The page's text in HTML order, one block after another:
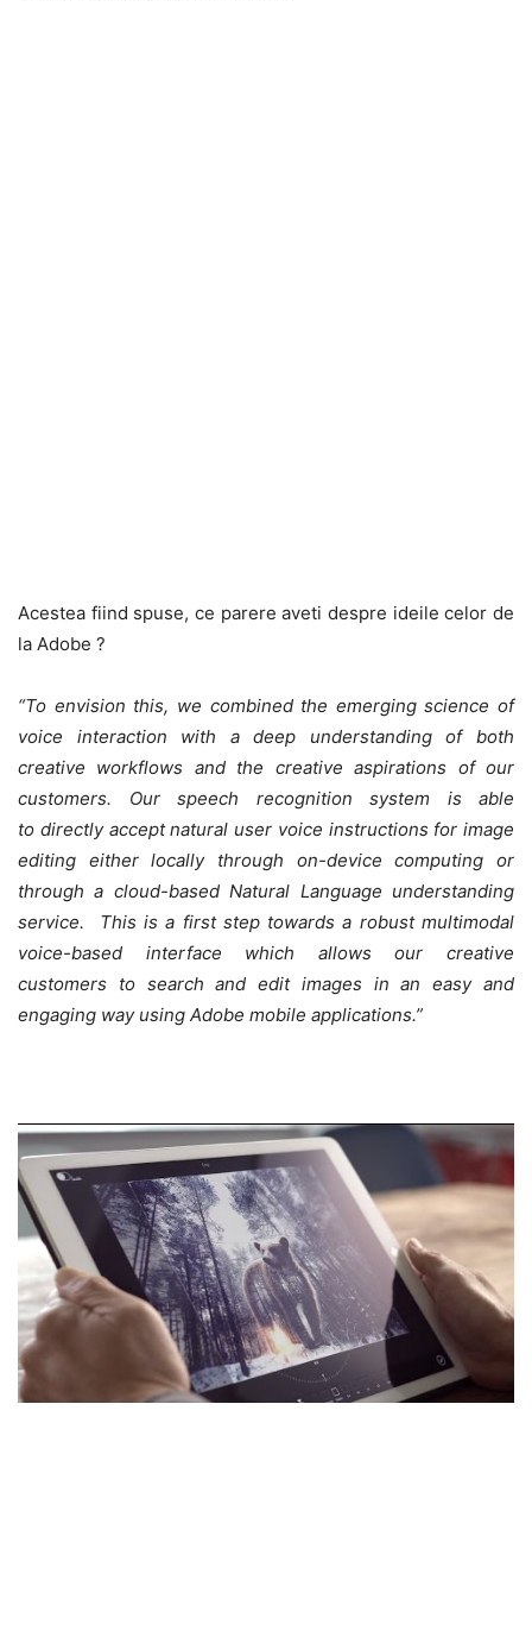
Acestea fiind spuse, ce parere aveti despre ideile celor de
la Adobe ?
“To envision this, we combined the emerging science of
voice interaction with a deep understanding of both
creative workflows and the creative aspirations of our
customers. Our speech recognition system is able
to directly accept natural user voice instructions for image
editing either locally through on-device computing or
through a cloud-based Natural Language understanding
service. This is a first step towards a robust multimodal
voice-based interface which allows our creative
customers to search and edit images in an easy and
engaging way using Adobe mobile applications.”